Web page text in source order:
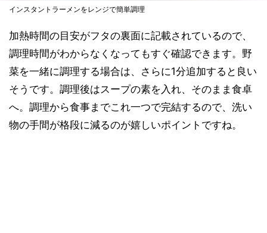
インスタントラーメンをレンジで簡単調理
加熱時間の目安がフタの裏面に記載されているので、
調理時間がわからなくなってもすぐ確認できます。野
菜を一緒に調理する場合は、さらに1分追加すると良い
そうです。調理後はスープの素を入れ、そのまま食卓
へ。調理から食事までこれ一つで完結するので、洗い
物の手間が格段に減るのが嬉しいポイントですね。